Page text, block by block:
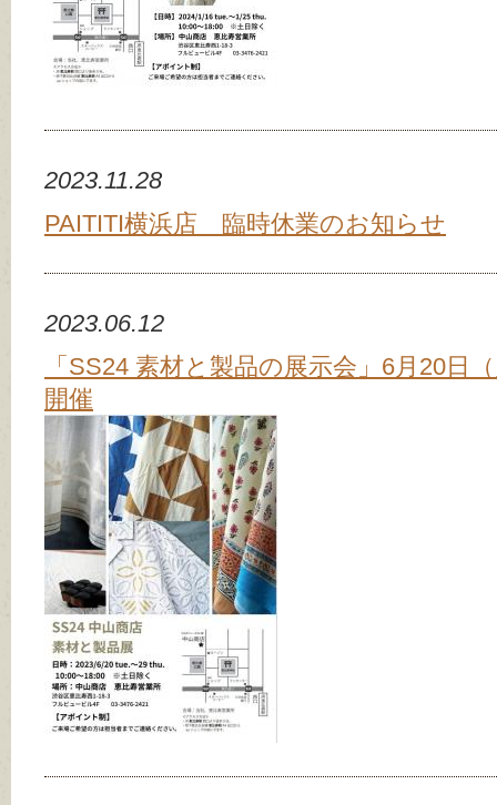
2023.11.28
PAITITI横浜店 臨時休業のお知らせ
2023.06.12
「SS24 素材と製品の展示会」6月20日
開催